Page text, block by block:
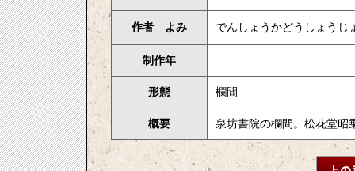
作者 よみ でんしょうかどうしょうじ
制作年
形態 欄間
概要 泉坊書院の欄間。松花堂昭